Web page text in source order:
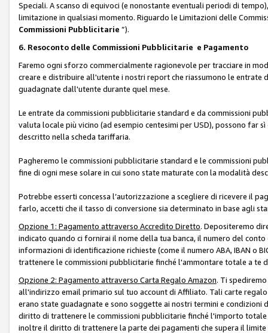
Speciali. A scanso di equivoci (e nonostante eventuali periodi di
limitazione in qualsiasi momento. Riguardo le Limitazioni delle
Commissioni Pubblicitarie ”).
6. Resoconto delle Commissioni Pubblicitarie e Pagamento
Faremo ogni sforzo commercialmente ragionevole per tracciare in
creare e distribuire all'utente i nostri report che riassumono le
guadagnate dall'utente durante quel mese.
Le entrate da commissioni pubblicitarie standard e da commissioni
valuta locale più vicino (ad esempio centesimi per USD), possono far
descritto nella scheda tariffaria.
Pagheremo le commissioni pubblicitarie standard e le commissioni
fine di ogni mese solare in cui sono state maturate con la modalità
Potrebbe esserti concessa l’autorizzazione a scegliere di ricevere il
farlo, accetti che il tasso di conversione sia determinato in base agli
Opzione 1: Pagamento attraverso Accredito Diretto. Depositeremo
indicato quando ci fornirai il nome della tua banca, il numero del
informazioni di identificazione richieste (come il numero ABA, IBAN o
trattenere le commissioni pubblicitarie finché l'ammontare totale a
Opzione 2: Pagamento attraverso Carta Regalo Amazon. Ti
all'indirizzo email primario sul tuo account di Affiliato. Tali carte
erano state guadagnate e sono soggette ai nostri termini e
diritto di trattenere le commissioni pubblicitarie finché l'importo
inoltre il diritto di trattenere la parte dei pagamenti che supera il